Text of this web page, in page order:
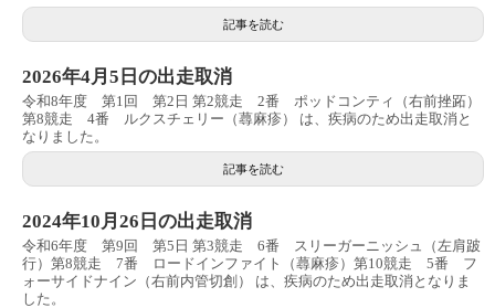
記事を読む
2026年4月5日の出走取消
令和8年度 第1回 第2日 第2競走 2番 ポッドコンティ（右前挫跖）
第8競走 4番 ルクスチェリー（蕁麻疹） は、疾病のため出走取消と
なりました。
記事を読む
2024年10月26日の出走取消
令和6年度 第9回 第5日 第3競走 6番 スリーガーニッシュ（左肩跛
行）第8競走 7番 ロードインファイト（蕁麻疹）第10競走 5番 フ
ォーサイドナイン（右前内管切創） は、疾病のため出走取消となりま
した。